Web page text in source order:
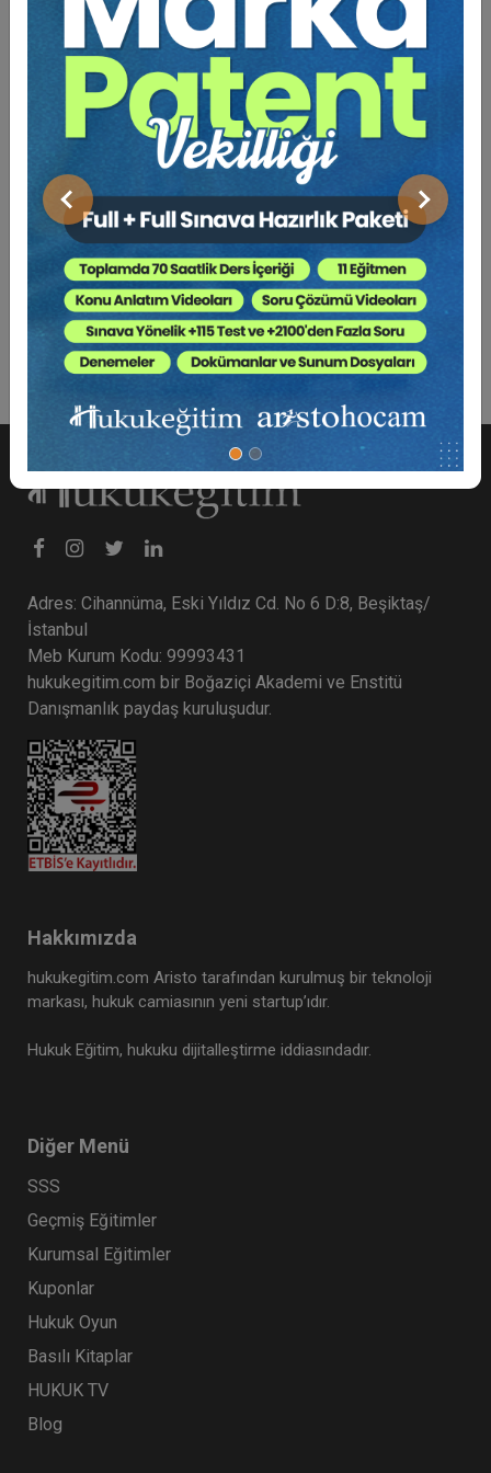
Önceki Sonraki
Bu Kitap İçin Kaç Ağaç
Kesiliyor ?
Tebliğ konumuzda, 7392 sayılı "Tüketicinin Korunması
Hakkında Kanun ile Kat Mülkiyeti Kanununda Değişiklik
Yapılmasına Dair Kanun" ile Tüketicinin Korunması
Hakkında Kanun'da yapılan değişiklikler uyarınca, devreli
tatil sistemlerine ilişkin hüküm ve sonuçlar ile yeni
hüküm düzenlenmesi gereken halleri irdeleyeceğiz.
Adres: Cihannüma, Eski Yıldız Cd. No 6 D:8, Beşiktaş/
İstanbul
Meb Kurum Kodu: 99993431
hukukegitim.com bir Boğaziçi Akademi ve Enstitü
Danışmanlık paydaş kuruluşudur.
Hakkımızda
hukukegitim.com Aristo tarafından kurulmuş bir teknoloji
markası, hukuk camiasının yeni startup’ıdır.
Hukuk Eğitim, hukuku dijitalleştirme iddiasındadır.
Diğer Menü
SSS
Geçmiş Eğitimler
Kurumsal Eğitimler
Kuponlar
Hukuk Oyun
Basılı Kitaplar
HUKUK TV
Blog